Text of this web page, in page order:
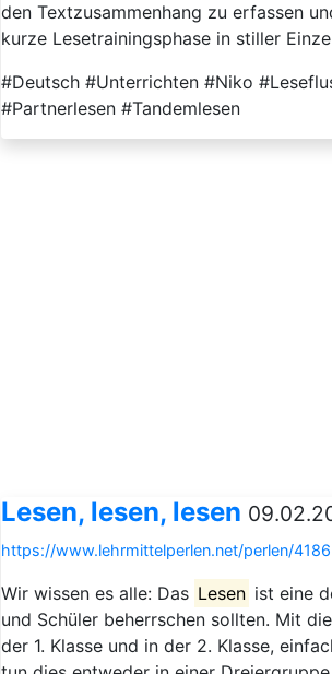
den Textzusammenhang zu erfassen
kurze Lesetrainingsphase in stiller
#Deutsch #Unterrichten #Niko
#Partnerlesen #Tandemlesen
Lesen, lesen, lesen
https://www.lehrmittelperlen.net/perlen/
Wir wissen es alle: Das Lesen ist eine
und Schüler beherrschen sollten. Mit
der 1. Klasse und in der 2. Klasse,